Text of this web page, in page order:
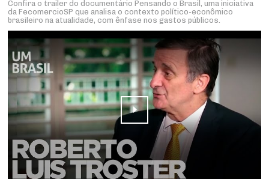
Confira o trailer do documentário Pensando o Brasil, uma iniciativa
da FecomercioSP que analisa o contexto político-econômico
brasileiro na atualidade, com ênfase nos gastos públicos.